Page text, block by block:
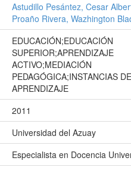
Astudillo Pesántez, Cesar
Proaño Rivera, Wazhington
EDUCACIÓN;EDUCACIÓN
SUPERIOR;APRENDIZAJE
ACTIVO;MEDIACIÓN
PEDAGÓGICA;INSTANCIAS
APRENDIZAJE
2011
Universidad del Azuay
Especialista en Docencia